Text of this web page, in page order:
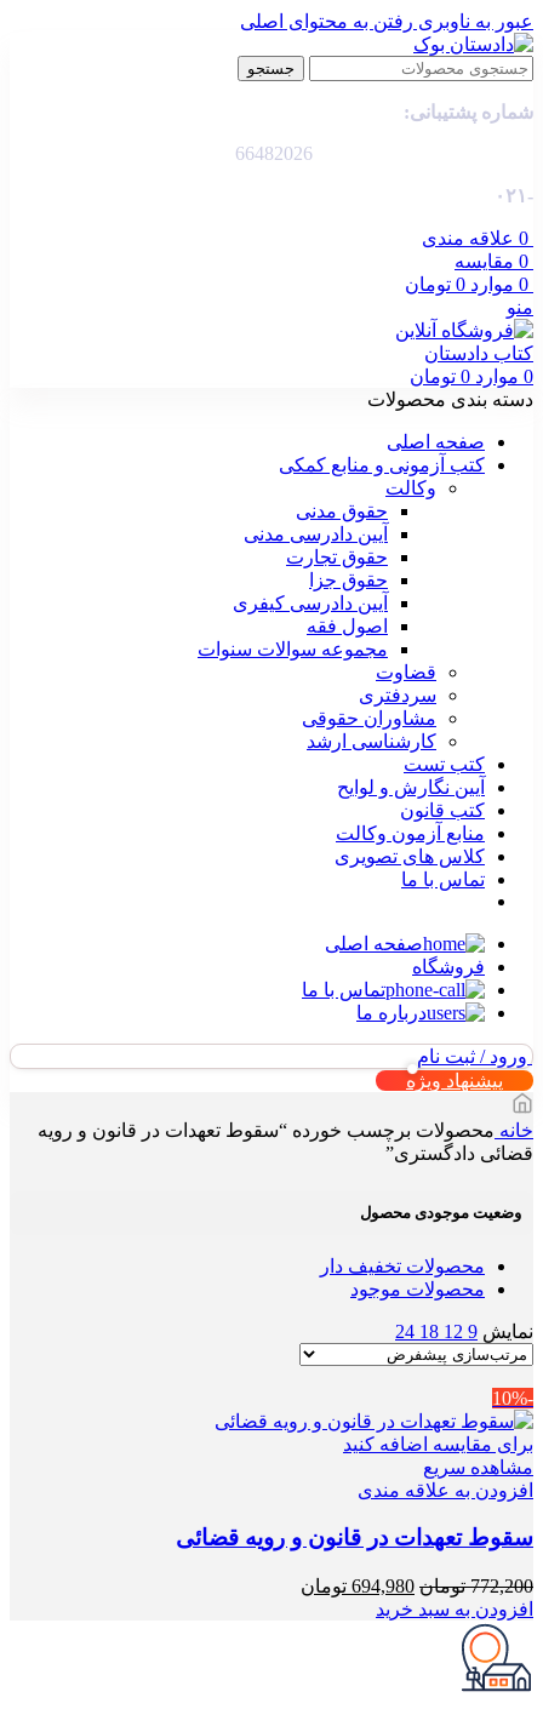
عبور به ناوبری رفتن به محتوای اصلی
جستجو
شماره پشتیبانی:
66482026
-۰۲۱
0 علاقه مندی
0 مقایسه
0 موارد 0 تومان
منو
0 موارد 0 تومان
دسته بندی محصولات
صفحه اصلی
کتب آزمونی و منابع کمکی
وکالت
حقوق مدنی
آیین دادرسی مدنی
حقوق تجارت
حقوق جزا
آیین دادرسی کیفری
اصول فقه
مجموعه سوالات سنوات
قضاوت
سردفتری
مشاوران حقوقی
کارشناسی ارشد
کتب تست
آیین نگارش و لوایح
کتب قانون
منابع آزمون وکالت
کلاس های تصویری
تماس با ما
صفحه اصلی
فروشگاه
تماس با ما
درباره ما
ورود / ثبت نام
پیشنهاد ویژه
خانه محصولات برچسب خورده “سقوط تعهدات در قانون و رویه
قضائی دادگستری”
وضعیت موجودی محصول
محصولات تخفیف دار
محصولات موجود
نمایش 9
12
18
24
-10%
برای مقایسه اضافه کنید
مشاهده سریع
افزودن به علاقه مندی
سقوط تعهدات در قانون و رویه قضائی
772,200 تومان قیمت
اصلی
694,980 تومان
افزودن به سبد خرید